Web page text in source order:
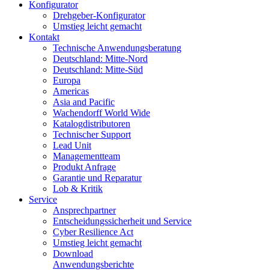
Konfigurator
Drehgeber-Konfigurator
Umstieg leicht gemacht
Kontakt
Technische Anwendungsberatung
Deutschland: Mitte-Nord
Deutschland: Mitte-Süd
Europa
Americas
Asia and Pacific
Wachendorff World Wide
Katalogdistributoren
Technischer Support
Lead Unit
Managementteam
Produkt Anfrage
Garantie und Reparatur
Lob & Kritik
Service
Ansprechpartner
Entscheidungssicherheit und Service
Cyber Resilience Act
Umstieg leicht gemacht
Download
Anwendungsberichte